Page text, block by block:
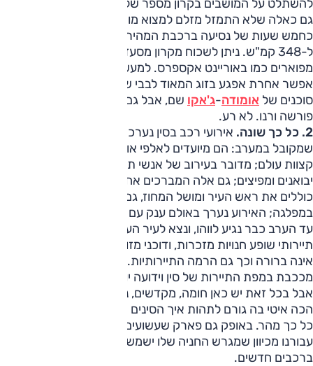
להשתלט על המושבים בקרון מספר שלוש. בקרונות האחרים יש
גם כאלה שלא התמזל מזלם למצוא מושב. כעת נותרו בסך הכל
כחמש שעות של נסיעה ברכבת המהירה שמגיעה לפרקים
ל-348 קמ"ש. ניתן לשכוח מקרון מסעדה מהודר, או תאים
מפוארים כמו באוריינט אקספרס. למעשה אפילו למתוח רגליים אי
אפשר אחרת אפגע בזוג המאוד לבבי שיושב ממולי. הם ממרוקו,
סוכנים של אומודה-ג'אקו שם, אבל גם של קבוצת פולקסווגן,
פורשה ורנו. לא רע.
2. כל כך שונה.
אירועי רכב בסין נערכים באופן שונה ממה
שמקובל במערב: הם מיועדים לאלפי אורחים, ואלה הגיעו מכל
קצוות עולם; מדובר בעירוב של אנשי תקשורת עם סוכנים,
יבואנים ומפיצים; גם אלה המברכים אחרים, במקרים אחדים
כוללים את ראש העיר ומושל המחוז, גם בעלי תפקידים בכירים
במפלגה; האירוע נערך באולם ענק עם במה כבירה.
עד הערב כבר נגיע לווהו, ונצא לעיר העתיקה, סוג של מתחם
תיירותי שופע חנויות מזכרות, ודוכני מזון. ה"עתיקות" של המתחם
אינה ברורה וכך גם הרמה התיירותיות. הרי ווהו אינה בדיוק
מככבת במפת התיירות של סין וידועה יותר כעיר של קבוצת צ'רי.
אבל בכל זאת יש כאן חומה, מקדשים, נהר ומסעדה שהשירות
הכה איטי בה גורם לתהות איך הסינים מצליחים לפתח מכוניות
כל כך מהר. באופק גם פארק שעשועים, שיהיה לאתר חשוב
עבורנו מכיוון שמגרש החניה שלו ישמש בהמשך להדגמות נהיגה
ברכבים חדשים.